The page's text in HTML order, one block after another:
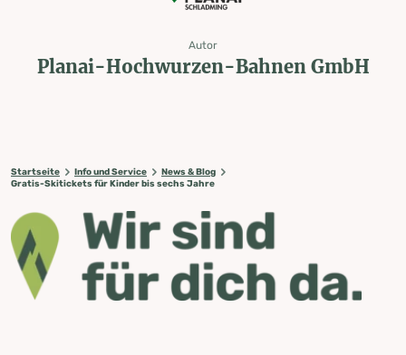
Autor
Planai-Hochwurzen-Bahnen GmbH
Startseite Info und Service
News & Blog
Gratis-Skitickets für Kinder bis sechs Jahre